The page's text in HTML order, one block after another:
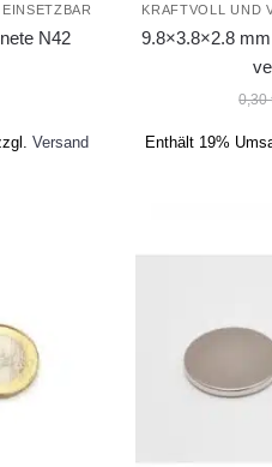
N42
Versand
KRAFTVOLL UND
9.8×3.8×2.8
0,30
Enthält 19%